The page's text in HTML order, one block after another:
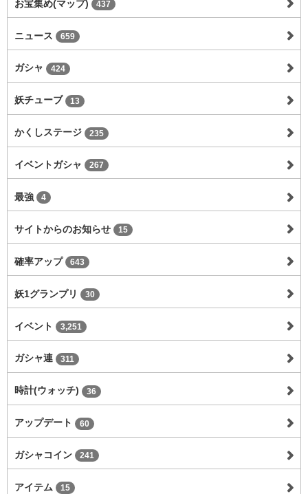
お宝集め(マップ) 437
ニュース 659
ガシャ 424
妖チューブ 13
かくしステージ 235
イベントガシャ 267
最強 4
サイトからのお知らせ 15
確率アップ 643
妖1グランプリ 30
イベント 3,251
ガシャ連 311
時計(ウォッチ) 36
アップデート 60
ガシャコイン 241
アイテム 15